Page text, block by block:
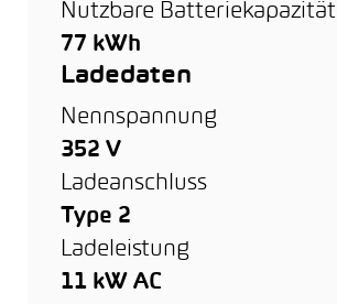
Nutzbare Batteriekapazität
77 kWh
Ladedaten
Nennspannung
352 V
Ladeanschluss
Type 2
Ladeleistung
11 kW AC